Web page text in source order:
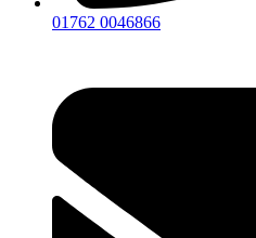
01762 0046866